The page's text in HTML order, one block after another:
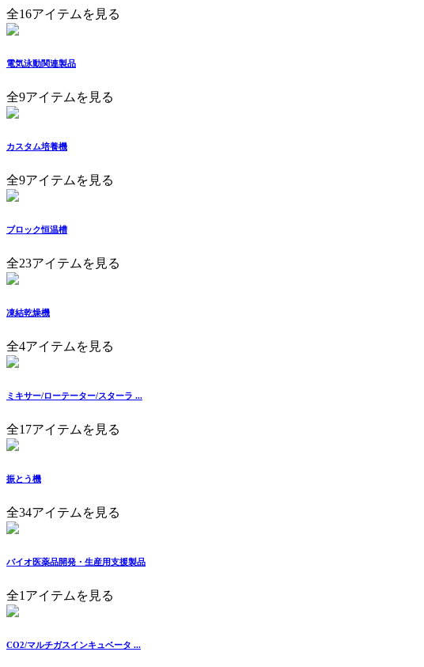
全16アイテムを見る
電気泳動関連製品
全9アイテムを見る
カスタム培養機
全9アイテムを見る
ブロック恒温槽
全23アイテムを見る
凍結乾燥機
全4アイテムを見る
ミキサー/ローテーター/スターラ ...
全17アイテムを見る
振とう機
全34アイテムを見る
バイオ医薬品開発・生産用支援製品
全1アイテムを見る
CO2/マルチガスインキュベータ ...